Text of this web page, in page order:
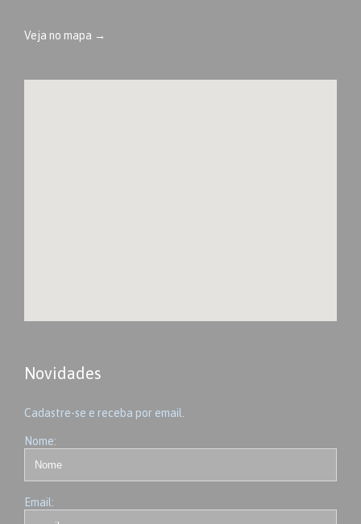
Veja no mapa →
Novidades
Cadastre-se e receba por email.
Nome:
Email: